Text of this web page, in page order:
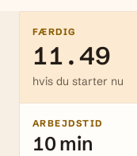
FÆRDIG
11.49
hvis du starter nu
ARBEJDSTID
10 min